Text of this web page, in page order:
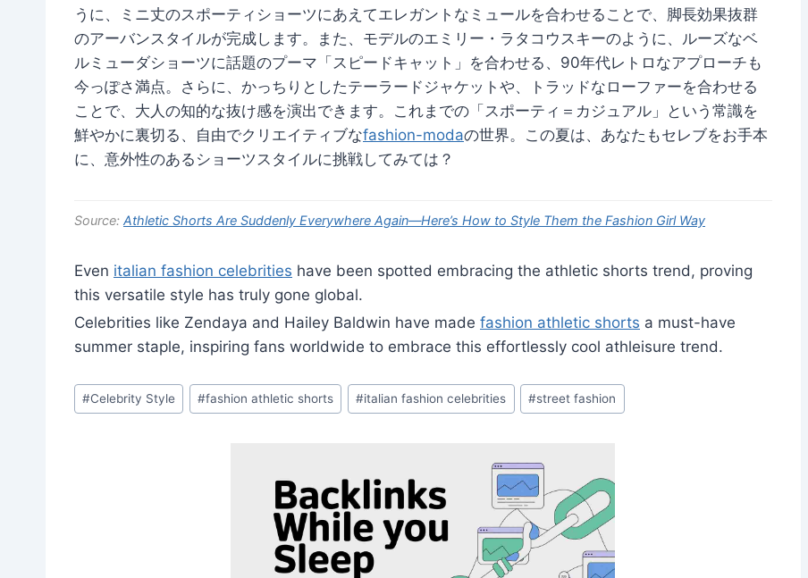
うに、ミニ丈のスポーティショーツにあえてエレガントなミュールを合わせることで、脚長効果抜群
のアーバンスタイルが完成します。また、モデルのエミリー・ラタコウスキーのように、ルーズなベ
ルミューダショーツに話題のプーマ「スピードキャット」を合わせる、90年代レトロなアプローチも
今っぽさ満点。さらに、かっちりとしたテーラードジャケットや、トラッドなローファーを合わせる
ことで、大人の知的な抜け感を演出できます。これまでの「スポーティ＝カジュアル」という常識を
鮮やかに裏切る、自由でクリエイティブなfashion-modaの世界。この夏は、あなたもセレブをお手本
に、意外性のあるショーツスタイルに挑戦してみては？
Source: Athletic Shorts Are Suddenly Everywhere Again—Here’s How to Style Them the Fashion Girl Way
Even italian fashion celebrities have been spotted embracing the athletic shorts trend, proving
this versatile style has truly gone global.
Celebrities like Zendaya and Hailey Baldwin have made fashion athletic shorts a must-have
summer staple, inspiring fans worldwide to embrace this effortlessly cool athleisure trend.
Post
Tags:
#Celebrity Style #fashion athletic shorts #italian fashion celebrities #street fashion